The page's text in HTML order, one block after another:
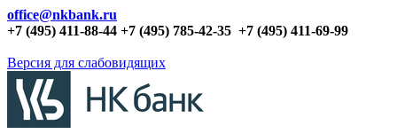
office@nkbank.ru
+7 (495) 411-88-44 +7 (495) 785-42-35 +7 (495) 411-69-99
Версия для слабовидящих